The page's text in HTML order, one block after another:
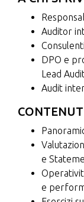
Auditor
Consulenti
DPO e
Lead
Audit
e
e